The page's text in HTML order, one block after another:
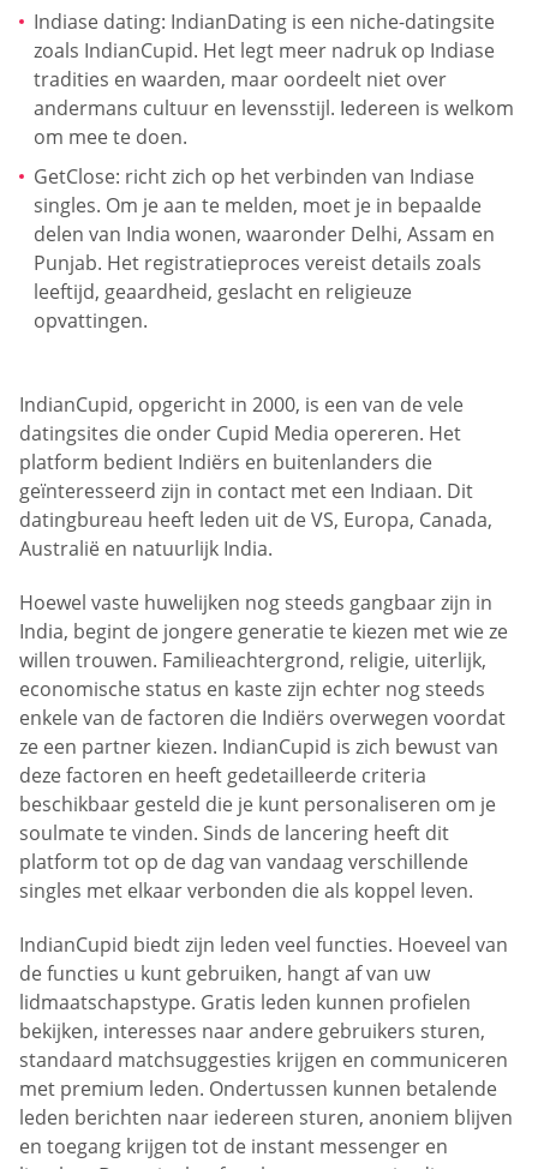
Indiase dating: IndianDating is een niche-datingsite
zoals IndianCupid. Het legt meer nadruk op Indiase
tradities en waarden, maar oordeelt niet over
andermans cultuur en levensstijl. Iedereen is welkom
om mee te doen.
GetClose: richt zich op het verbinden van Indiase
singles. Om je aan te melden, moet je in bepaalde
delen van India wonen, waaronder Delhi, Assam en
Punjab. Het registratieproces vereist details zoals
leeftijd, geaardheid, geslacht en religieuze
opvattingen.
IndianCupid, opgericht in 2000, is een van de vele
datingsites die onder Cupid Media opereren. Het
platform bedient Indiërs en buitenlanders die
geïnteresseerd zijn in contact met een Indiaan. Dit
datingbureau heeft leden uit de VS, Europa, Canada,
Australië en natuurlijk India.
Hoewel vaste huwelijken nog steeds gangbaar zijn in
India, begint de jongere generatie te kiezen met wie ze
willen trouwen. Familieachtergrond, religie, uiterlijk,
economische status en kaste zijn echter nog steeds
enkele van de factoren die Indiërs overwegen voordat
ze een partner kiezen. IndianCupid is zich bewust van
deze factoren en heeft gedetailleerde criteria
beschikbaar gesteld die je kunt personaliseren om je
soulmate te vinden. Sinds de lancering heeft dit
platform tot op de dag van vandaag verschillende
singles met elkaar verbonden die als koppel leven.
IndianCupid biedt zijn leden veel functies. Hoeveel van
de functies u kunt gebruiken, hangt af van uw
lidmaatschapstype. Gratis leden kunnen profielen
bekijken, interesses naar andere gebruikers sturen,
standaard matchsuggesties krijgen en communiceren
met premium leden. Ondertussen kunnen betalende
leden berichten naar iedereen sturen, anoniem blijven
en toegang krijgen tot de instant messenger en